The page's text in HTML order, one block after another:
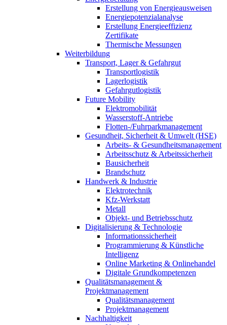
Erstellung von Energieausweisen
Energiepotenzialanalyse
Erstellung Energieeffizienz
Zertifikate
Thermische Messungen
Weiterbildung
Transport, Lager & Gefahrgut
Transportlogistik
Lagerlogistik
Gefahrgutlogistik
Future Mobility
Elektromobilität
Wasserstoff-Antriebe
Flotten-/Fuhrparkmanagement
Gesundheit, Sicherheit & Umwelt (HSE)
Arbeits- & Gesundheitsmanagement
Arbeitsschutz & Arbeitssicherheit
Bausicherheit
Brandschutz
Handwerk & Industrie
Elektrotechnik
Kfz-Werkstatt
Metall
Objekt- und Betriebsschutz
Digitalisierung & Technologie
Informationssicherheit
Programmierung & Künstliche
Intelligenz
Online Marketing & Onlinehandel
Digitale Grundkompetenzen
Qualitätsmanagement &
Projektmanagement
Qualitätsmanagement
Projektmanagement
Nachhaltigkeit